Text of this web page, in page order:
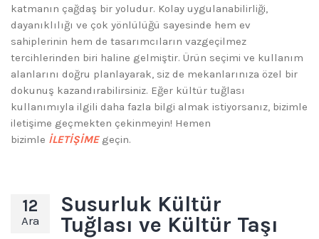
katmanın çağdaş bir yoludur. Kolay uygulanabilirliği,
dayanıklılığı ve çok yönlülüğü sayesinde hem ev
sahiplerinin hem de tasarımcıların vazgeçilmez
tercihlerinden biri haline gelmiştir. Ürün seçimi ve kullanım
alanlarını doğru planlayarak, siz de mekanlarınıza özel bir
dokunuş kazandırabilirsiniz. Eğer kültür tuğlası
kullanımıyla ilgili daha fazla bilgi almak istiyorsanız, bizimle
iletişime geçmekten çekinmeyin! Hemen
bizimle İLETİŞİMEgeçin.
12
Ara
Susurluk Kültür
Tuğlası ve Kültür Taşı